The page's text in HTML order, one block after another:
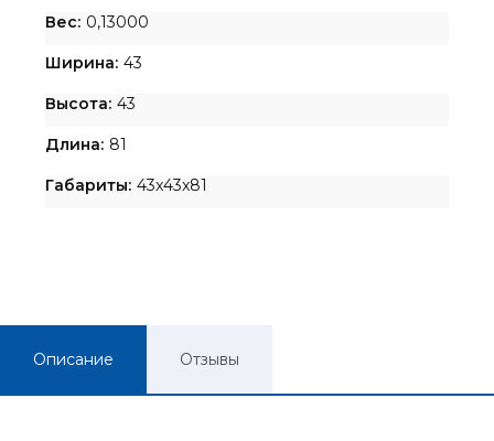
Вес: 0,13000
Ширина: 43
Высота: 43
Длина: 81
Габариты: 43x43x81
Описание Отзывы